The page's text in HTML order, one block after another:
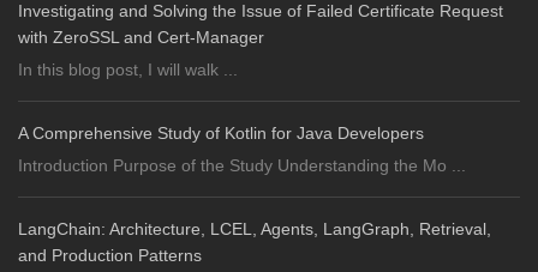
Investigating and Solving the Issue of Failed Certificate Request
with ZeroSSL and Cert-Manager
In this blog post, I will walk ...
A Comprehensive Study of Kotlin for Java Developers
Introduction Purpose of the Study Understanding the Mo ...
LangChain: Architecture, LCEL, Agents, LangGraph, Retrieval,
and Production Patterns